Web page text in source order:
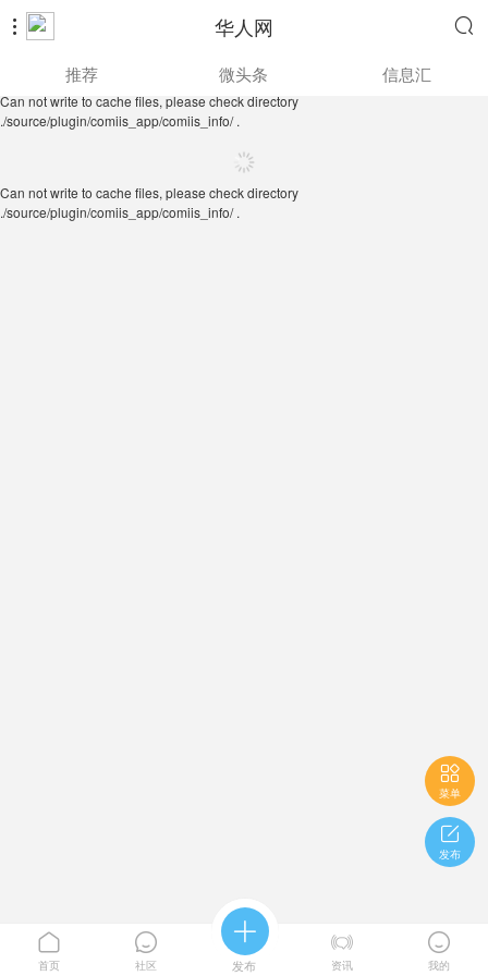
 华人网 
./source/plugin/comiis_app/comiis_info/ .
推荐 微头条 信息汇
Can not write to cache files, please check directory
./source/plugin/comiis_app/comiis_info/ .

菜单

发布

首页

社区

发布

资讯

我的
Can not write to cache files, please check directory
./source/plugin/comiis_app/comiis_info/ .